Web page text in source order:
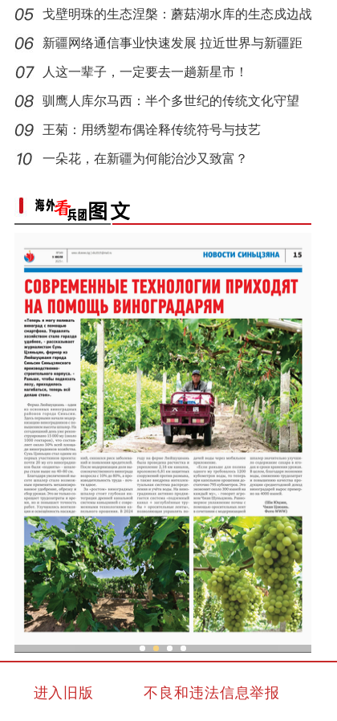
【与你为邻】吉国马戏表演技师：这里的人和
人听
戈壁明珠的生态涅槃：蘑菇湖水库的生态戍边战
新疆网络通信事业快速发展 拉近世界与新疆距
离
人这一辈子，一定要去一趟新星市！
驯鹰人库尔马西：半个多世纪的传统文化守望
王菊：用绣塑布偶诠释传统符号与技艺
一朵花，在新疆为何能治沙又致富？
进入旧版 不良和违法信息举报